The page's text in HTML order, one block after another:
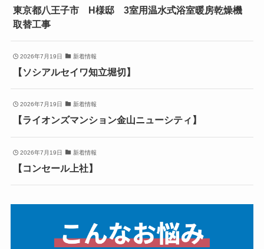
東京都八王子市 H様邸 3室用温水式浴室暖房乾燥機
取替工事
2026年7月19日 新着情報
【ソシアルセイワ知立堀切】
2026年7月19日 新着情報
【ライオンズマンション金山ニューシティ】
2026年7月19日 新着情報
【コンセール上社】